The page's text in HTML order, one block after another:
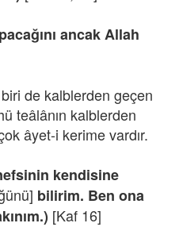
ancak Allah
de kalblerden geçen
teâlânın kalblerden
âyet-i kerime vardır.
kendisine
bilirim. Ben ona
[Kaf 16]